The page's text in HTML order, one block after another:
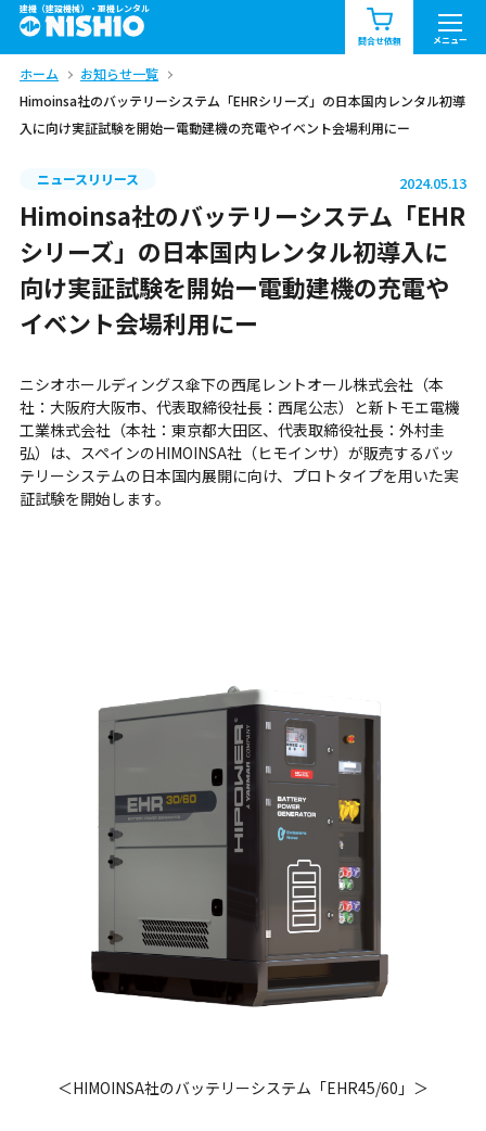
建機（建設機械）・重機レンタル
問合せ依頼 メニュー
商品一覧 お知らせ一覧
問合せ依頼リスト
エリア情報を見る
北海道 関東
中部 関西 中国・四国
九州・沖縄（外部）
ホーム
お知らせ一覧
Himoinsa社のバッテリーシステム「EHRシリーズ」の日本国内レンタル初導
入に向け実証試験を開始ー電動建機の充電やイベント会場利用にー
ニュースリリース 2024.05.13
Himoinsa社のバッテリーシステム「EHR
シリーズ」の日本国内レンタル初導入に
向け実証試験を開始ー電動建機の充電や
イベント会場利用にー
ニシオホールディングス傘下の西尾レントオール株式会社（本
社：大阪府大阪市、代表取締役社長：西尾公志）と新トモエ電機
工業株式会社（本社：東京都大田区、代表取締役社長：外村圭
弘）は、スペインのHIMOINSA社（ヒモインサ）が販売するバッ
テリーシステムの日本国内展開に向け、プロトタイプを用いた実
証試験を開始します。
＜HIMOINSA社のバッテリーシステム「EHR45/60」＞